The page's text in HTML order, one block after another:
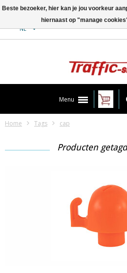
NL
Menu
Home Tags cap
Producten
Beste bezoeker, hier kan je jou voorkeur
hiernaast op "manage